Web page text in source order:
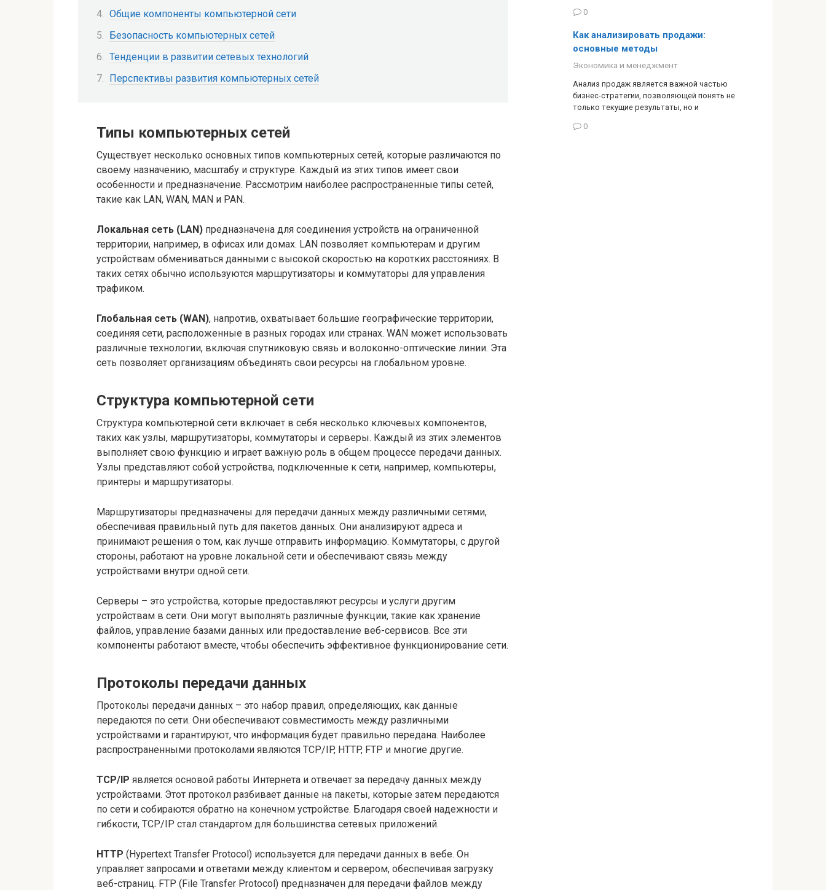
Общие компоненты компьютерной сети
Безопасность компьютерных сетей
Тенденции в развитии сетевых технологий
Перспективы развития компьютерных сетей
Типы компьютерных сетей
Существует несколько основных типов компьютерных сетей, которые различаются по
своему назначению, масштабу и структуре. Каждый из этих типов имеет свои
особенности и предназначение. Рассмотрим наиболее распространенные типы сетей,
такие как LAN, WAN, MAN и PAN.
Локальная сеть (LAN) предназначена для соединения устройств на ограниченной
территории, например, в офисах или домах. LAN позволяет компьютерам и другим
устройствам обмениваться данными с высокой скоростью на коротких расстояниях. В
таких сетях обычно используются маршрутизаторы и коммутаторы для управления
трафиком.
Глобальная сеть (WAN), напротив, охватывает большие географические территории,
соединяя сети, расположенные в разных городах или странах. WAN может использовать
различные технологии, включая спутниковую связь и волоконно-оптические линии. Эта
сеть позволяет организациям объединять свои ресурсы на глобальном уровне.
Структура компьютерной сети
Структура компьютерной сети включает в себя несколько ключевых компонентов,
таких как узлы, маршрутизаторы, коммутаторы и серверы. Каждый из этих элементов
выполняет свою функцию и играет важную роль в общем процессе передачи данных.
Узлы представляют собой устройства, подключенные к сети, например, компьютеры,
принтеры и маршрутизаторы.
Маршрутизаторы предназначены для передачи данных между различными сетями,
обеспечивая правильный путь для пакетов данных. Они анализируют адреса и
принимают решения о том, как лучше отправить информацию. Коммутаторы, с другой
стороны, работают на уровне локальной сети и обеспечивают связь между
устройствами внутри одной сети.
Серверы – это устройства, которые предоставляют ресурсы и услуги другим
устройствам в сети. Они могут выполнять различные функции, такие как хранение
файлов, управление базами данных или предоставление веб-сервисов. Все эти
компоненты работают вместе, чтобы обеспечить эффективное функционирование сети.
Протоколы передачи данных
Протоколы передачи данных – это набор правил, определяющих, как данные
передаются по сети. Они обеспечивают совместимость между различными
устройствами и гарантируют, что информация будет правильно передана. Наиболее
распространенными протоколами являются TCP/IP, HTTP, FTP и многие другие.
TCP/IP является основой работы Интернета и отвечает за передачу данных между
устройствами. Этот протокол разбивает данные на пакеты, которые затем передаются
по сети и собираются обратно на конечном устройстве. Благодаря своей надежности и
гибкости, TCP/IP стал стандартом для большинства сетевых приложений.
HTTP (Hypertext Transfer Protocol) используется для передачи данных в вебе. Он
управляет запросами и ответами между клиентом и сервером, обеспечивая загрузку
веб-страниц. FTP (File Transfer Protocol) предназначен для передачи файлов между
0
Как анализировать продажи:
основные методы
Экономика и менеджмент
Анализ продаж является важной частью
бизнес-стратегии, позволяющей понять не
только текущие результаты, но и
0